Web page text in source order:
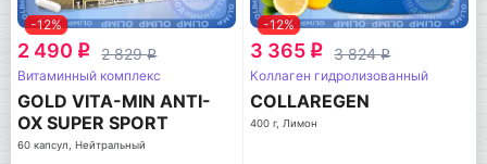
-12%
2 490 q 2 829q
Витаминный комплекс
GOLD VITA-MIN ANTI-
OX SUPER SPORT
60 капсул, Нейтральный
-12%
3 365 q 3 824q
Коллаген гидролизованный
COLLAREGEN
400 г, Лимон